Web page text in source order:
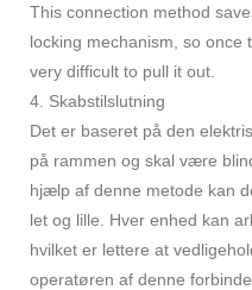
This connection method
locking mechanism, so once
very difficult to pull it out.
4. Skabstilslutning
Det er baseret på den
på rammen og skal være
hjælp af denne metode kan
let og lille. Hver enhed kan
hvilket er lettere at
operatøren af ​​denne